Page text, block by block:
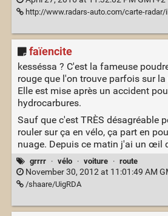
http://www.radars-auto.com/carte-radar/
faïencite
kesséssa ? C'est la fameuse
rouge que l'on trouve parfois sur la
Elle est mise après un accident
hydrocarbures.
Sauf que c'est TRÈS désagréable
rouler sur ça en vélo, ça part en
nuage. Depuis ce matin j'ai un œil
grrrr · vélo · voiture · route
November 30, 2012 at 11:01:49 AM
/shaare/UigRDA